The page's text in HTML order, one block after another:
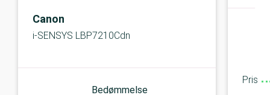
Canon
i-SENSYS LBP7210Cdn
Bedømmelse
Pris